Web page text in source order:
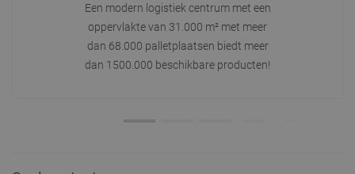
Een modern logistiek centrum met een
oppervlakte van 31.000 m² met meer
dan 68.000 palletplaatsen biedt meer
dan 1500.000 beschikbare producten!